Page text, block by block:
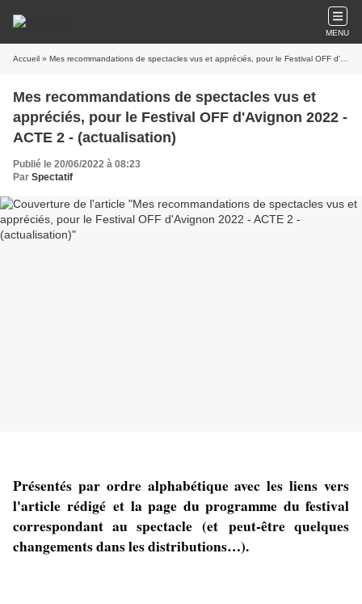
MENU
Accueil » Mes recommandations de spectacles vus et appréciés, pour le Festival OFF d'Avignon 2022 - ACTE 2 - (actualisation)
Mes recommandations de spectacles vus et
appréciés, pour le Festival OFF d'Avignon 2022 -
ACTE 2 - (actualisation)
Publié le 20/06/2022 à 08:23
Par Spectatif
Présentés par ordre alphabétique avec les liens vers
l'article rédigé et la page du programme du festival
correspondant au spectacle (et peut-être quelques
changements dans les distributions…).